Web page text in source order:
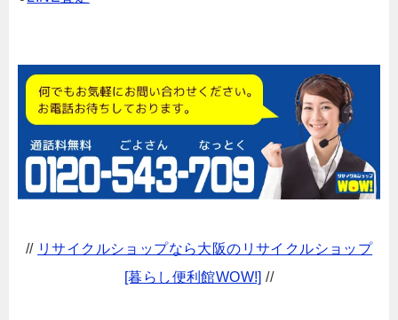
// リサイクルショップなら大阪のリサイクルショップ
[暮らし便利館WOW!] //